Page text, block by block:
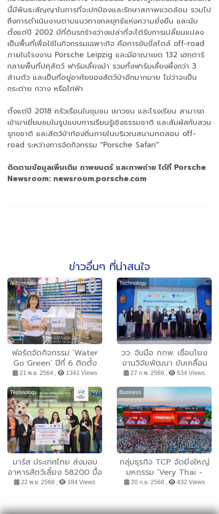
นี้มีพันธะสัญญาในการที่จะปกป้องและรักษาสภาพแวดล้อม รวมไป
ถึงการดำเนินงานตามแนวทางกลยุทธ์แห่งความยั่งยืน และนับ
ตั้งแต่ปี 2002 มีที่ดินรกร้างว่างเปล่าที่จะได้รับการเปลี่ยนแปลง
เป็นพื้นที่เพื่อใช้ในกิจกรรมเฉพาะกิจ คือการขับขี่สไตล์ off-road
ภายในโรงงาน Porsche Leipzig และมีอาณาเขต 132 เฮกตาร์
กลายพื้นที่ปศุสัตว์ ฟาร์มเลี้ยงม้า รวมทั้งฟาร์มเลี้ยงผึ้งกว่า 3
ล้านตัว และเป็นที่อยู่อาศัยของสัตว์ป่าอีกมากมาย ไม่ว่าจะเป็น
กระต่าย กวาง หรือไก่ฟ้า
ตั้งแต่ปี 2018 ครัวเรือนในชุมชน เยาวชน และโรงเรียน สามารถ
เข้ามาเยี่ยมชมในรูปแบบการเรียนรู้เชิงธรรมชาติ และสัมผัสกับสวน
รุกขชาติ และสัตว์ป่าท้องถิ่นภายในบริเวณสนามทดสอบ off-
road ระหว่างการจัดกิจกรรม "Porsche Safari"
ติดตามข้อมูลเพิ่มเติม ภาพยนตร์ และภาพถ่าย ได้ที่ Porsche
Newsroom: newsroom.porsche.com
ข่าวอื่นๆ ที่น่าสนใจ
Automobile
ฟอร์ดจัดกิจกรรม ‘Water
Go Green’ ปีที่ 6 ติดตั้ง
อุปกรณ์พลังงานแสง
อาทิตย์ ช่วยจัดการน้ำ ไฟ
ส่องสว่าง พร้อมมอบชั้นปลูก
ผักเพื่อเป็นต้นแบบให้แก่
ชุมชน
21 พ.ย. 2564 , 1341 Views
Technology
วว. จับมือ กกพ. เชื่อมโยง
งานวิจัยพัฒนา ขับเคลื่อน
การจัดการพลังงาน/สิ่ง
แวดล้อม อย่างยั่งยืน
27 ก.พ. 2566 , 534 Views
Technology
มาร์ส ประเทศไทย ส่งมอบ
อาหารสัตว์เลี้ยง 58200 มื้อ
พร้อมสานต่อโครงการ
22 พ.ย. 2568 , 184 Views
Business
กลุ่มธุรกิจ TCP จัดยิ่งใหญ่
มหกรรม ‘Very Thai -
Dian Feng Music
20 ก.ย. 2568 , 432 Views